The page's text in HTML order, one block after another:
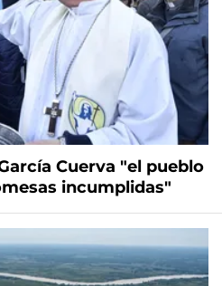
Cuerva "el pueblo
incumplidas"